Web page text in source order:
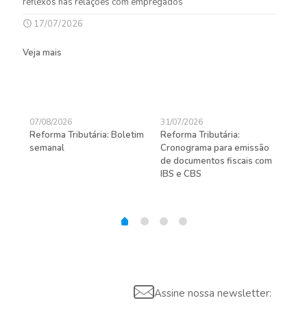
17/07/2026
Veja mais
07/08/2026
Reforma Tributária: Boletim
semanal
31/07/2026
Reforma Tributária:
Cronograma para emissão
de documentos fiscais com
IBS e CBS
Assine nossa newsletter: